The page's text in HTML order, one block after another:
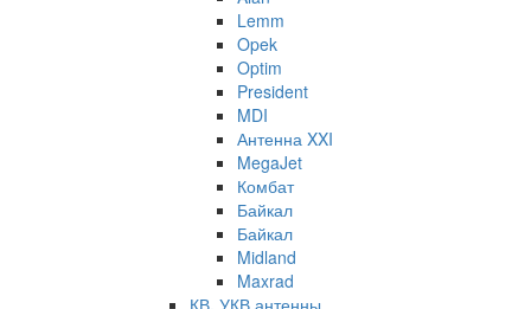
Lemm
Opek
Optim
President
MDI
Антенна XXI
MegaJet
Комбат
Байкал
Байкал
Midland
Maxrad
КВ, УКВ антенны